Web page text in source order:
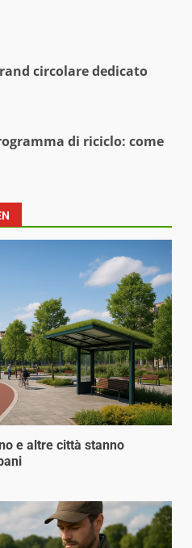
circolare dedicato
di riciclo: come
e altre città stanno